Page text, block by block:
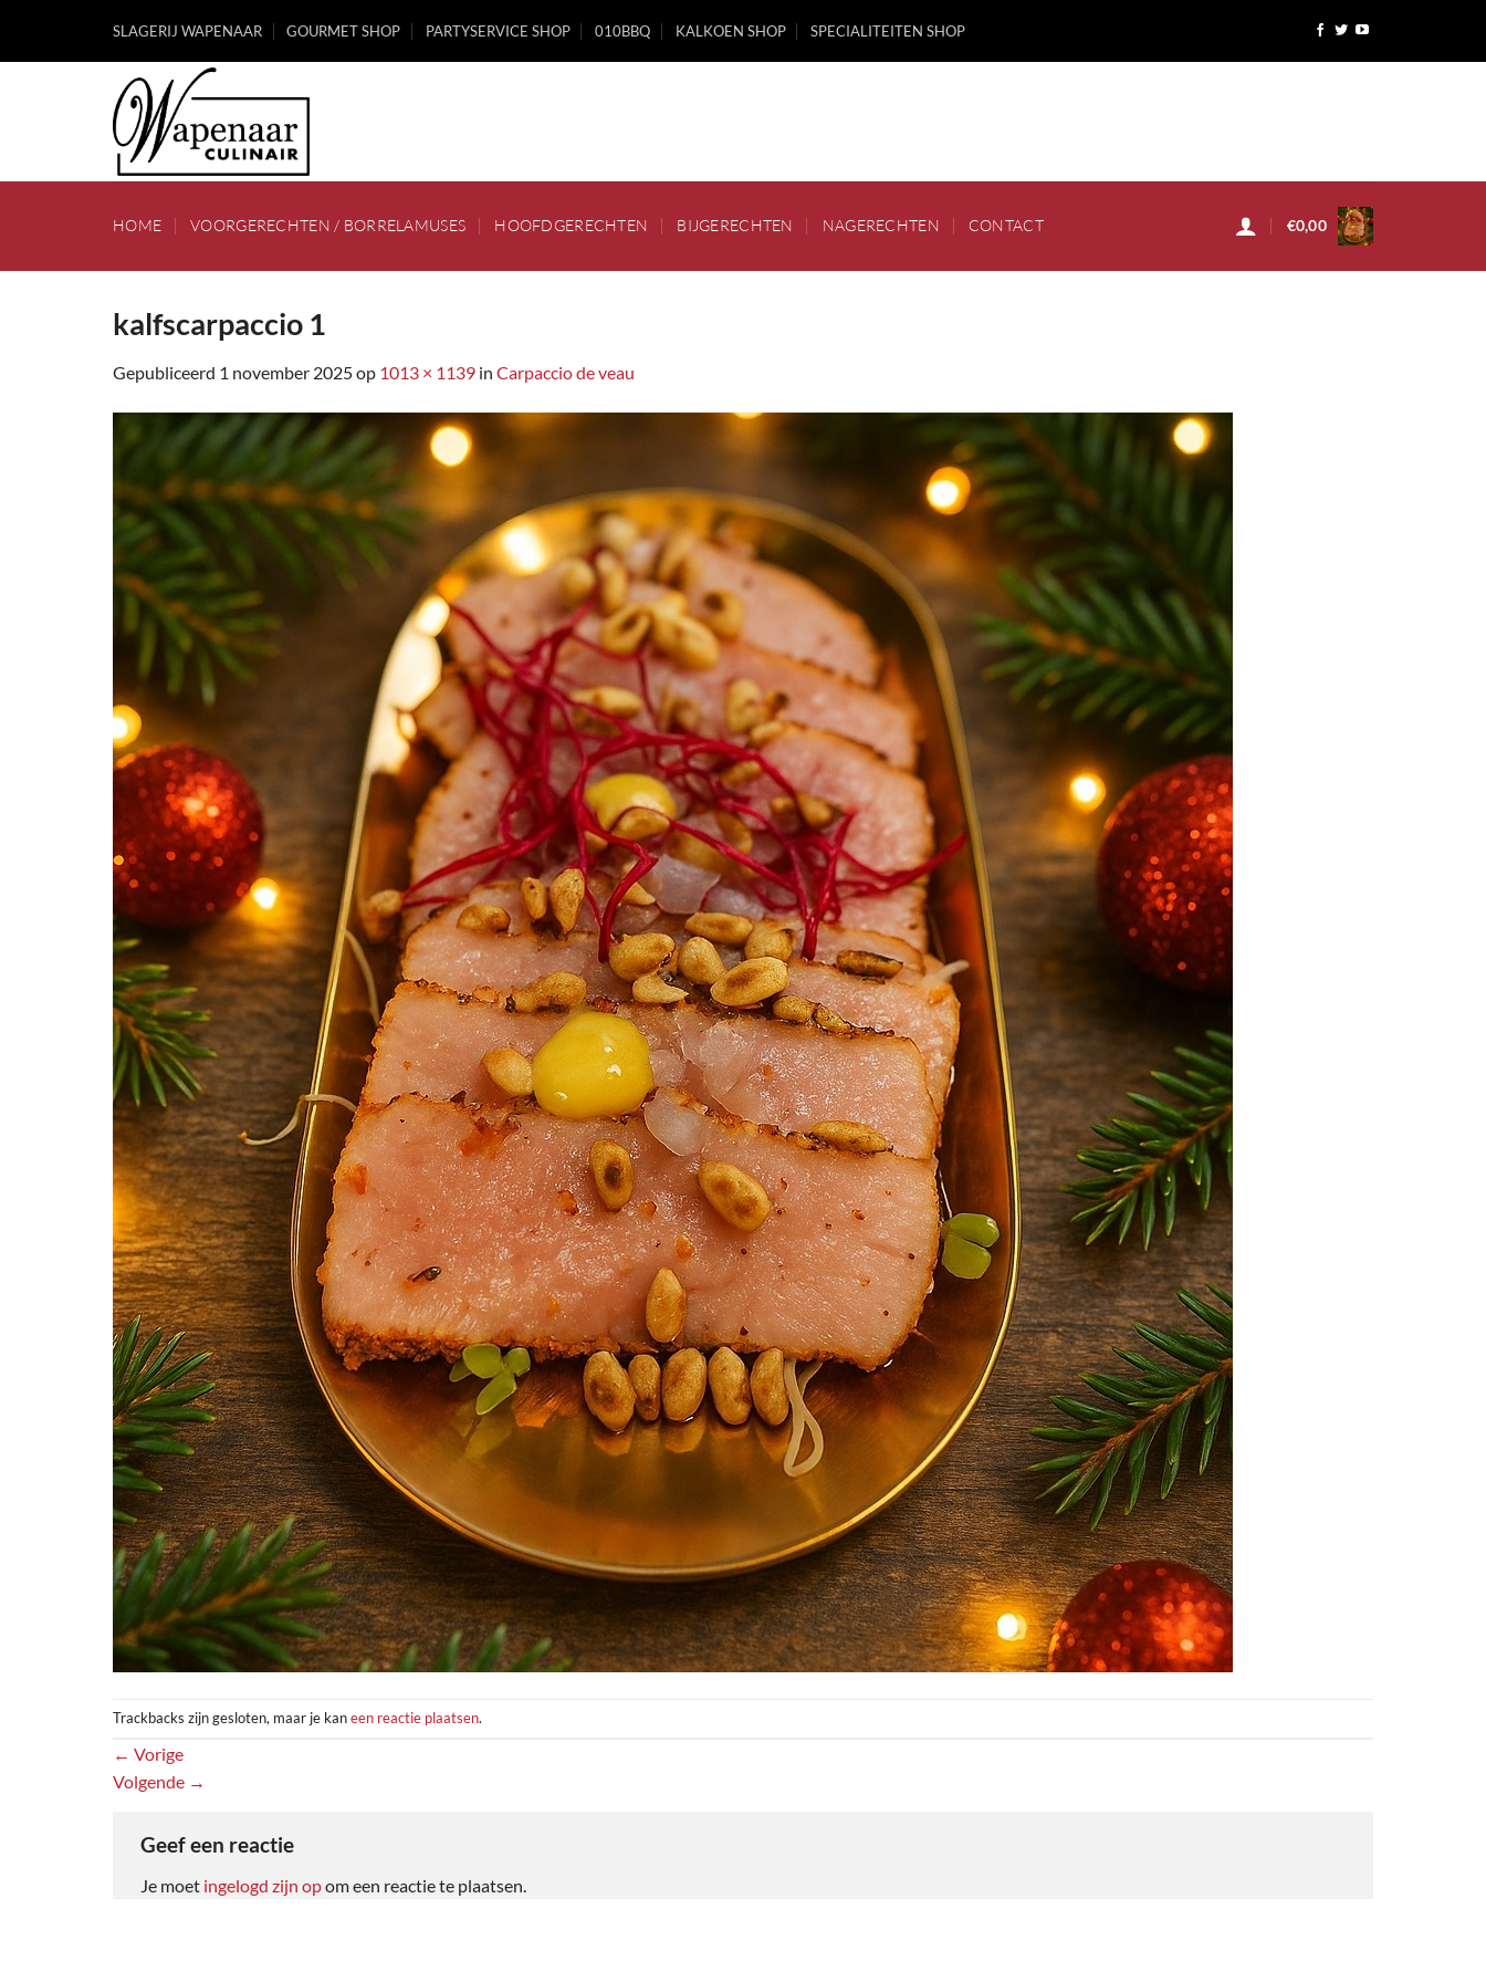
inhoud
SLAGERIJ WAPENAAR GOURMET SHOP PARTYSERVICE SHOP 010BBQ KALKOEN SHOP SPECIALITEITEN SHOP
HOME VOORGERECHTEN / BORRELAMUSES HOOFDGERECHTEN BIJGERECHTEN NAGERECHTEN CONTACT €0,00
kalfscarpaccio 1
Gepubliceerd 1 november 2025op 1013 × 1139 in Carpaccio de veau
Trackbacks zijn gesloten, maar je kaneen reactie plaatsen.
← Vorige
Volgende →
Geef een reactie
Je moet ingelogd zijn opom een reactie te plaatsen.